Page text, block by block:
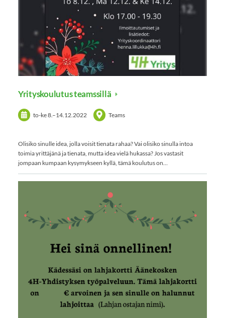
Yrityskoulutus teamssillä
to-ke8. –14.12.2022 Teams
Olisiko sinulle idea, jolla voisit tienata rahaa? Vai olisiko sinulla intoa
toimia yrittäjänä ja tienata, mutta idea vielä hukassa? Jos vastasit
jompaan kumpaan kysymykseen kyllä, tämä koulutus on…